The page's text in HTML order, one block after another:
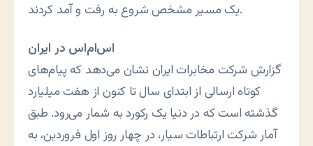
یک مسیر مشخص شروع به رفت و آمد کردند.
اس‌ام‌اس در ایران
گزارش شرکت مخابرات ایران نشان می‌دهد که پیام‌های
کوتاه ارسالی از ابتدای سال تا کنون از هفت میلیارد
گذشته است که در دنیا یک رکورد به شمار می‌رود. طبق
آمار شرکت ارتباطات سیار، در چهار روز اول فروردین، به